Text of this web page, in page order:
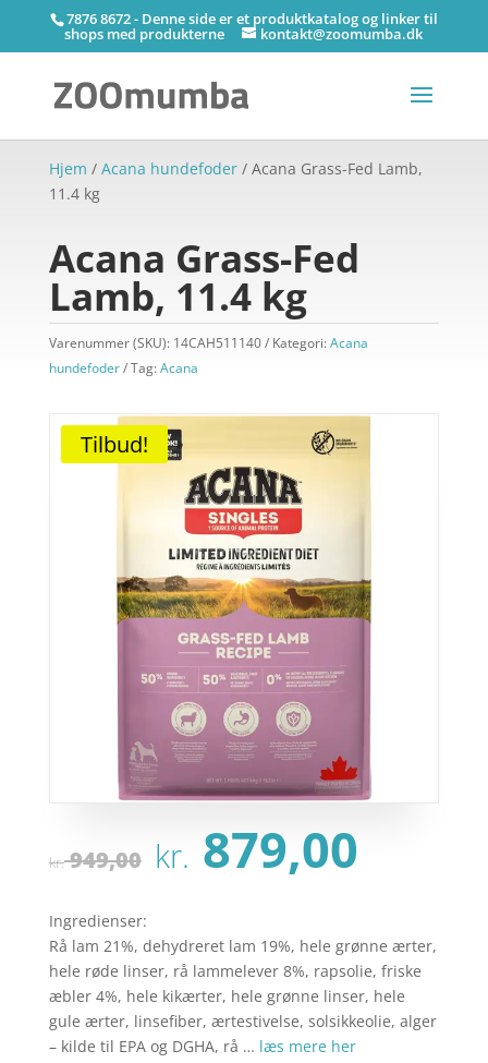
7876 8672 - Denne side er et produktkatalog og linker til
shops med produkterne kontakt@zoomumba.dk
Hjem / Acana hundefoder/ Acana Grass-Fed Lamb,
11.4 kg
Acana Grass-Fed
Lamb, 11.4 kg
Varenummer (SKU): 14CAH511140 Kategori:Acana
hundefoder
Tag:Acana
Tilbud!
kr.949,00 Den
oprindelige
var:
kr. 949,00.
kr. 879,00
er:
kr.
Ingredienser:
Rå lam 21%, dehydreret lam 19%, hele grønne ærter,
hele røde linser, rå lammelever 8%, rapsolie, friske
æbler 4%, hele kikærter, hele grønne linser, hele
gule ærter, linsefiber, ærtestivelse, solsikkeolie, alger
– kilde til EPA og DGHA, rå … læs mere her